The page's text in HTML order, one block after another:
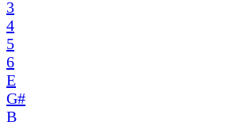
3
4
5
6
E
G#
B